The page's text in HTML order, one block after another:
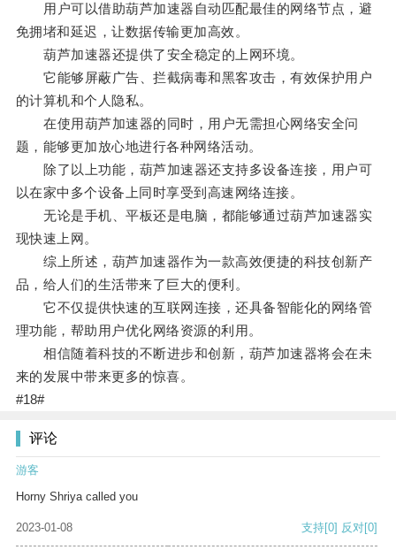
用户可以借助葫芦加速器自动匹配最佳的网络节点，避
免拥堵和延迟，让数据传输更加高效。
葫芦加速器还提供了安全稳定的上网环境。
它能够屏蔽广告、拦截病毒和黑客攻击，有效保护用户
的计算机和个人隐私。
在使用葫芦加速器的同时，用户无需担心网络安全问
题，能够更加放心地进行各种网络活动。
除了以上功能，葫芦加速器还支持多设备连接，用户可
以在家中多个设备上同时享受到高速网络连接。
无论是手机、平板还是电脑，都能够通过葫芦加速器实
现快速上网。
综上所述，葫芦加速器作为一款高效便捷的科技创新产
品，给人们的生活带来了巨大的便利。
它不仅提供快速的互联网连接，还具备智能化的网络管
理功能，帮助用户优化网络资源的利用。
相信随着科技的不断进步和创新，葫芦加速器将会在未
来的发展中带来更多的惊喜。
#18#
评论
游客
Horny Shriya called you
2023-01-08 支持[0] 反对[0]